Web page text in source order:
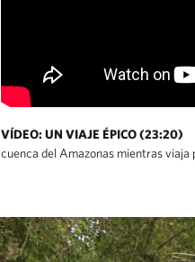
VÍDEO: UN VIAJE ÉPICO (23:20)
cuenca del Amazonas mientras viaja